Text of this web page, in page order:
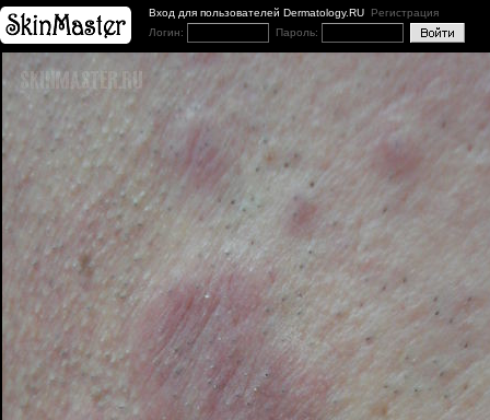
Вход для пользователей Dermatology.RU Регистрация
Логин:
Пароль: